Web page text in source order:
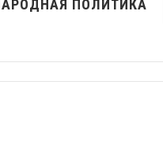
ПОЛИТИКА